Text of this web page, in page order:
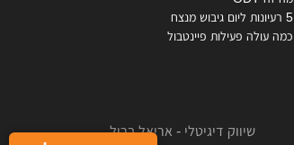
5 רעיונות ליום גיבוש מנצח
כמה עולה פעילות פיינטבול
שיווק דיגיטלי - אריאל בריל